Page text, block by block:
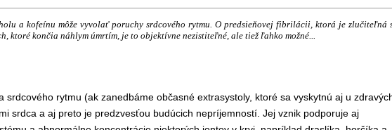
a kofeínu môže vyvolať poruchy srdcového rytmu. O predsieňovej fibrilácii, ktorá je zlučiteľná
ktoré končia náhlym úmrtím, je to objektívne nezistiteľné, ale tiež ľahko možné...
srdcového rytmu (ak zanedbáme občasné extrasystoly, ktoré sa vyskytnú aj u
srdca a aj preto je predzvesťou budúcich nepríjemností. Jej vznik podporuje aj